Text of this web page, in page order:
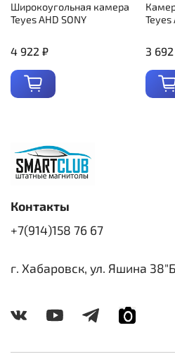
Широкоугольная камера
Teyes AHD SONY
4 922 ₽
Teyes
3
Контакты
+7(914)158 76 67
г. Хабаровск, ул. Яшина